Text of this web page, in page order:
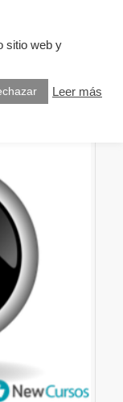
sitio web y
Leer más